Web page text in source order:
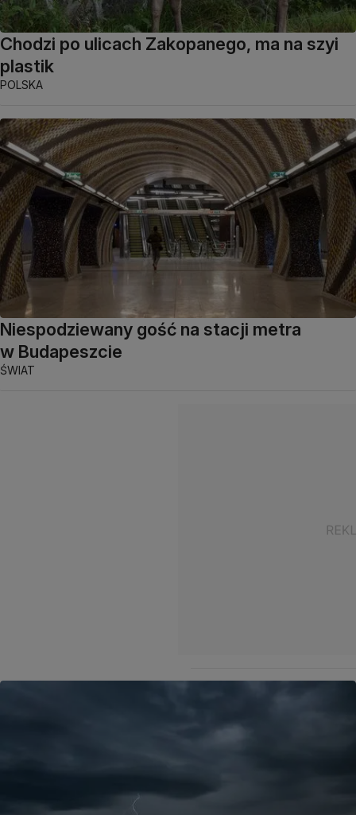
Chodzi po ulicach Zakopanego, ma na szyi
plastik
POLSKA
Niespodziewany gość na stacji metra
w Budapeszcie
ŚWIAT